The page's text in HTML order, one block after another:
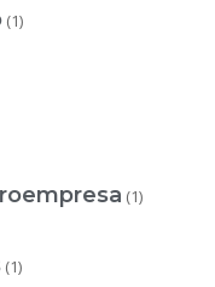
(1)
(1)
(1)